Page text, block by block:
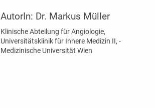
AutorIn: Dr. Markus Müller
Klinische Abteilung für Angiologie,
Universitätsklinik für Innere Medizin II, ­
Medizinische Universität Wien